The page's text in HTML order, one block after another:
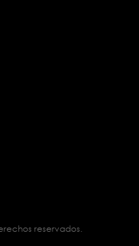
reservados.